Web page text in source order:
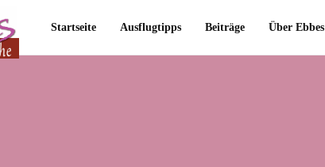
Startseite Ausflugtipps Beiträge Über Ebbes